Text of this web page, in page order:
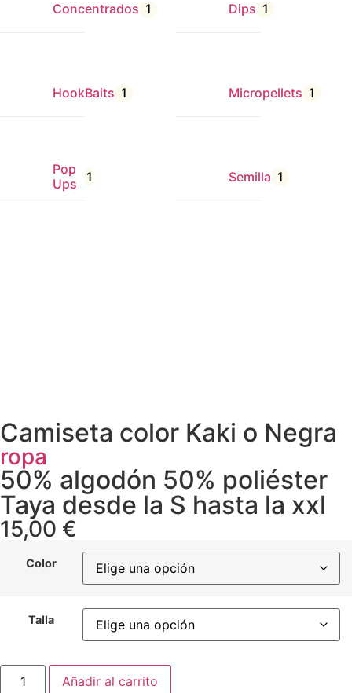
Concentrados 1 Dips 1
HookBaits 1 Micropellets 1
Pop
Ups
1 Semilla 1
Camiseta color Kaki o Negra
ropa
50% algodón 50% poliéster
Taya desde la S hasta la xxl
15,00 €
Color
Talla
Añadir al carrito